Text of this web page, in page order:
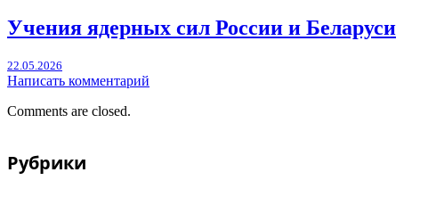
Учения ядерных сил России и Беларуси
22.05.2026
Написать комментарий
Comments are closed.
Рубрики